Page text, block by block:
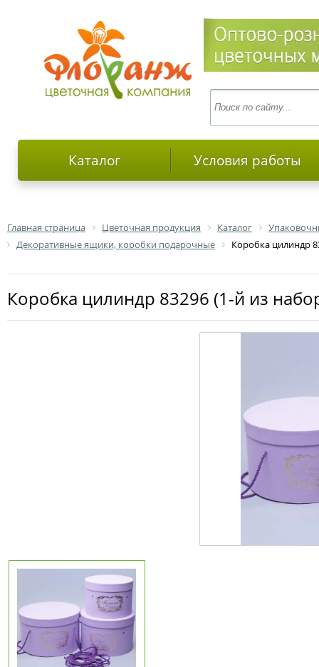
Каталог Условия работы
Главная страница Цветочная продукция Каталог
Декоративные ящики, коробки подарочные
Коробка цилиндр
Коробка цилиндр 83296 (1-й из